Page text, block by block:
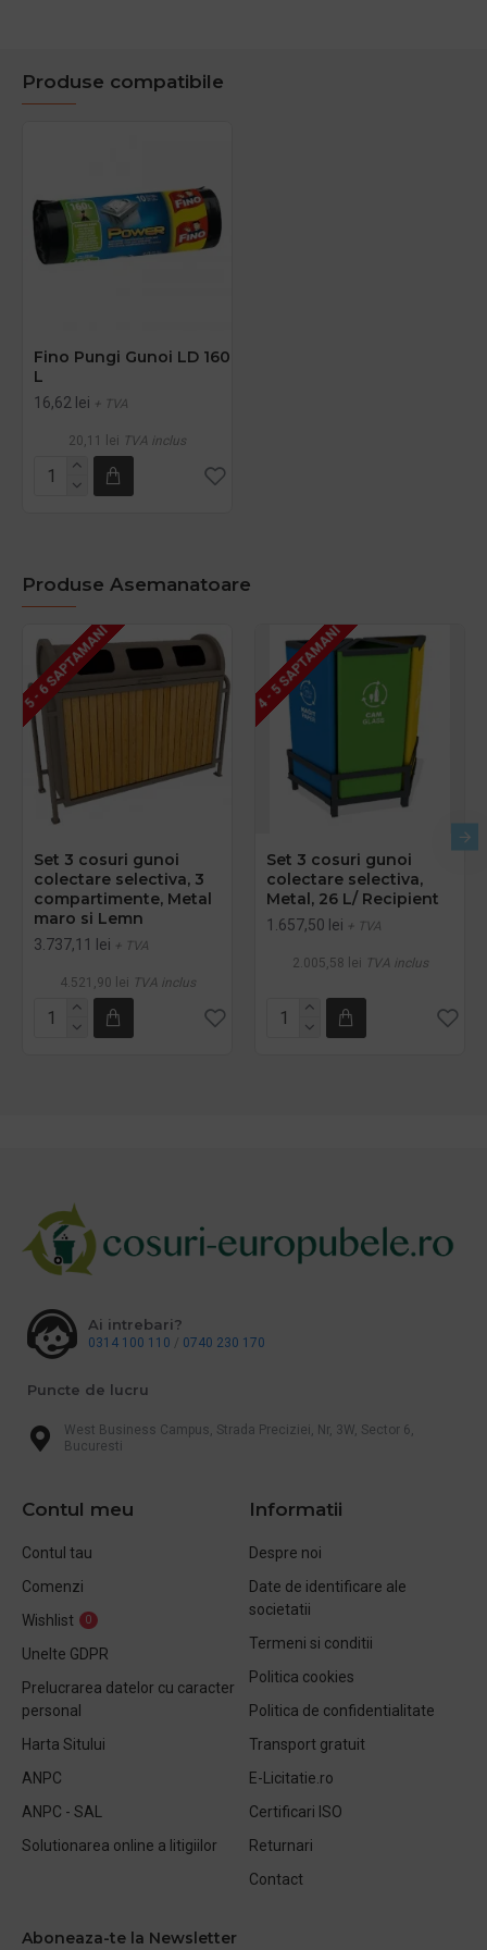
Produse compatibile
Fino Pungi Gunoi LD 160
L
16,62 lei + TVA
20,11 lei TVA inclus
Produse Asemanatoare
5 - 6 SAPTAMANI
Set 3 cosuri gunoi
colectare selectiva, 3
compartimente, Metal
maro si Lemn
3.737,11 lei + TVA
4.521,90 lei TVA inclus
4 - 5 SAPTAMANI
Set 3 cosuri gunoi
colectare selectiva,
Metal, 26 L/ Recipient
1.657,50 lei + TVA
2.005,58 lei TVA inclus
Ai intrebari?
0314 100 110 / 0740 230 170
Puncte de lucru
West Business Campus, Strada Preciziei, Nr, 3W, Sector 6,
Bucuresti
Contul meu
Contul tau
Comenzi
Wishlist
0
Unelte GDPR
Prelucrarea datelor cu caracter
personal
Harta Sitului
ANPC
ANPC - SAL
Solutionarea online a litigiilor
Informatii
Despre noi
Date de identificare ale
societatii
Termeni si conditii
Politica cookies
Politica de confidentialitate
Transport gratuit
E-Licitatie.ro
Certificari ISO
Returnari
Contact
Aboneaza-te la Newsletter